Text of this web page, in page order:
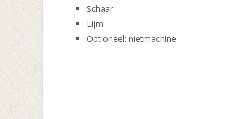
Schaar
Lijm
Optioneel: nietmachine